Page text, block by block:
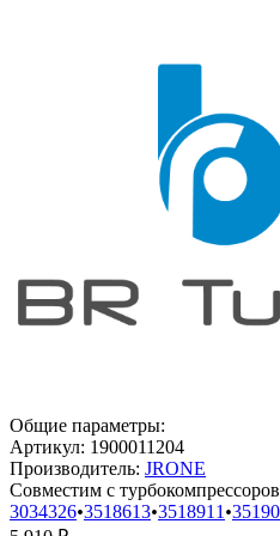
Общие параметры:
Артикул: 1900011204
Производитель: JRONE
Совместим с
3034326•3518613•3518911 •